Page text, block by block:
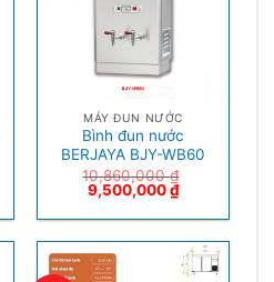
MÁY ĐUN NƯỚC
Bình đun nước
BERJAYA BJY-WB60
10,860,000₫
9,500,000₫